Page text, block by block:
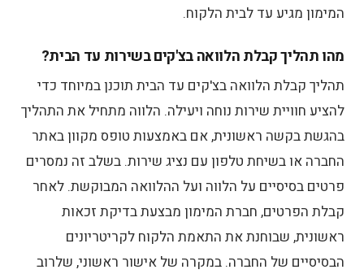
המימון מגיע עד לבית הלקוח.
מהו תהליך קבלת הלוואה בצ'קים בשירות עד הבית?
תהליך קבלת הלוואה בצ'קים עד הבית תוכנן במיוחד כדי
להציע חוויית שירות נוחה ויעילה. הלווה מתחיל את התהליך
בהגשת בקשה ראשונית, אם באמצעות טופס מקוון באתר
החברה או בשיחת טלפון עם נציג שירות. בשלב זה נמסרים
פרטים בסיסיים על הלווה ועל ההלוואה המבוקשת. לאחר
קבלת הפרטים, חברת המימון מבצעת בדיקת זכאות
ראשונית, שבוחנת את התאמת הלקוח לקריטריונים
הבסיסיים של החברה. במקרה של אישור ראשוני, שלרוב